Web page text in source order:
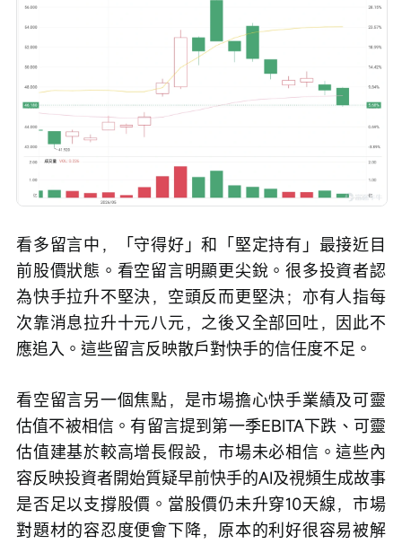
看多留言中，「守得好」和「堅定持有」最接近目
前股價狀態。看空留言明顯更尖銳。很多投資者認
為快手拉升不堅決，空頭反而更堅決；亦有人指每
次靠消息拉升十元八元，之後又全部回吐，因此不
應追入。這些留言反映散戶對快手的信任度不足。
看空留言另一個焦點，是市場擔心快手業績及可靈
估值不被相信。有留言提到第一季EBITA下跌、可靈
估值建基於較高增長假設，市場未必相信。這些內
容反映投資者開始質疑早前快手的AI及視頻生成故事
是否足以支撐股價。當股價仍未升穿10天線，市場
對題材的容忍度便會下降，原本的利好很容易被解